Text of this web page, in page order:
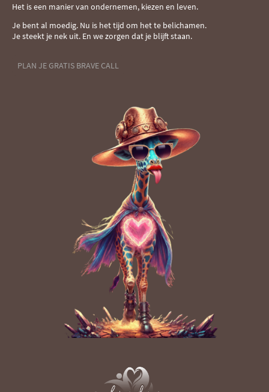
Het is een manier van ondernemen, kiezen en leven.
Je bent al moedig. Nu is het tijd om het te belichamen.
Je steekt je nek uit. En we zorgen dat je blijft staan.
PLAN JE GRATIS BRAVE CALL